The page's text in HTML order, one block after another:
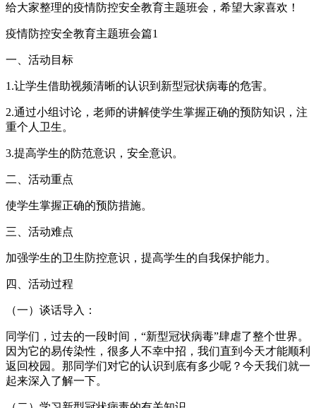
给大家整理的疫情防控安全教育主题班会，希望大家喜欢！
疫情防控安全教育主题班会篇1
一、活动目标
1.让学生借助视频清晰的认识到新型冠状病毒的危害。
2.通过小组讨论，老师的讲解使学生掌握正确的预防知识，注
重个人卫生。
3.提高学生的防范意识，安全意识。
二、活动重点
使学生掌握正确的预防措施。
三、活动难点
加强学生的卫生防控意识，提高学生的自我保护能力。
四、活动过程
（一）谈话导入：
同学们，过去的一段时间，“新型冠状病毒”肆虐了整个世界。
因为它的易传染性，很多人不幸中招，我们直到今天才能顺利
返回校园。那同学们对它的认识到底有多少呢？今天我们就一
起来深入了解一下。